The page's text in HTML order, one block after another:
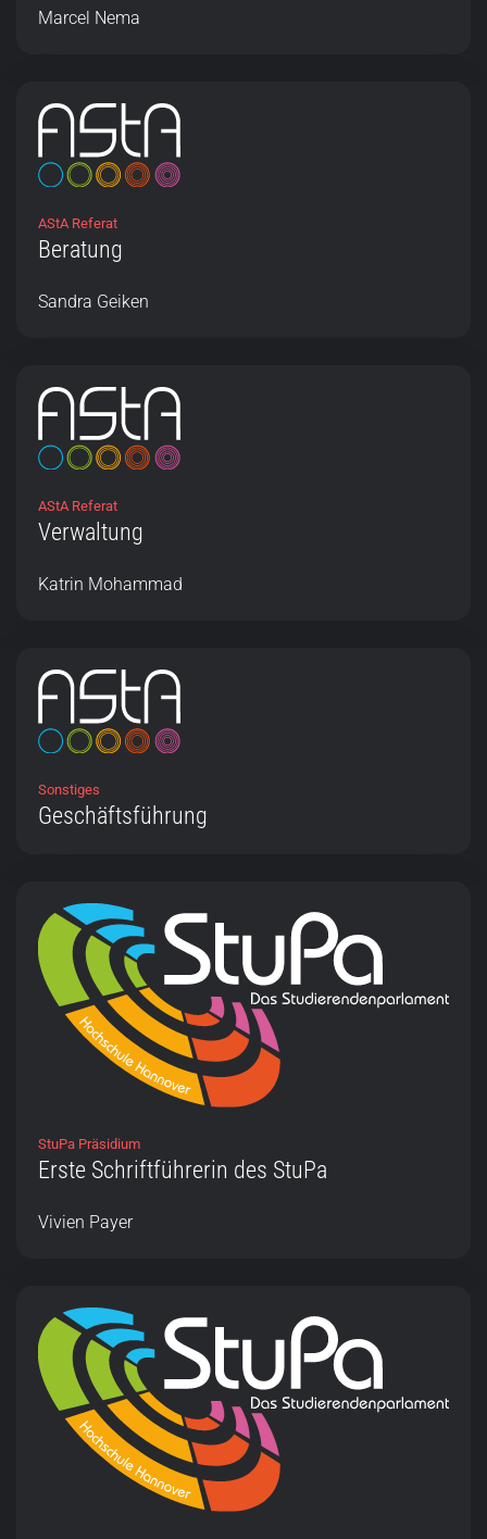
Marcel Nema
AStA Referat
Beratung
Sandra Geiken
AStA Referat
Verwaltung
Katrin Mohammad
Sonstiges
Geschäftsführung
StuPa Präsidium
Erste Schriftführerin des StuPa
Vivien Payer